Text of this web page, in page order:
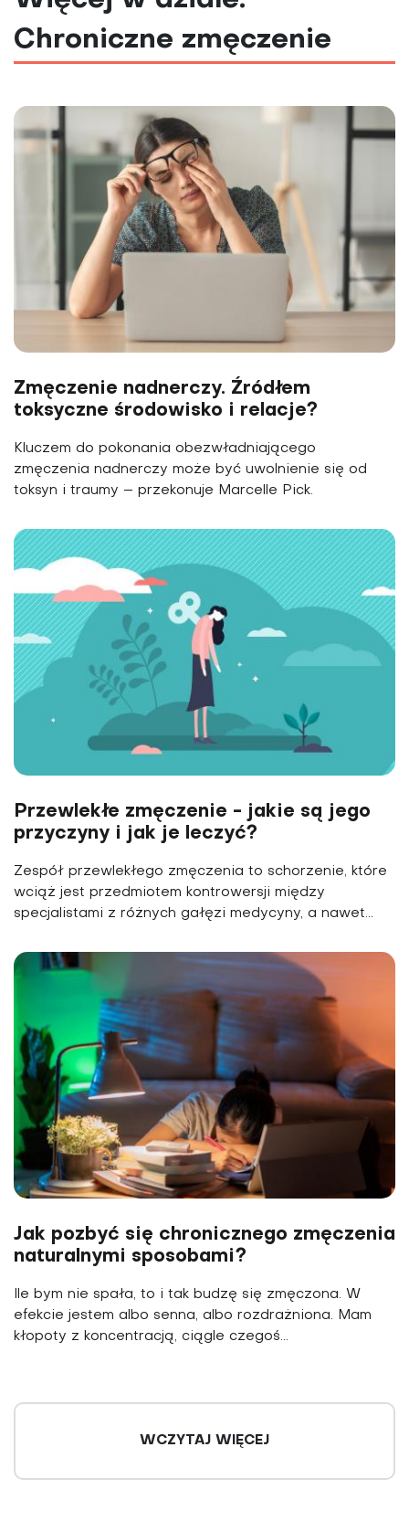
Chroniczne zmęczenie
Zmęczenie nadnerczy. Źródłem
toksyczne środowisko i relacje?
Kluczem do pokonania obezwładniającego
zmęczenia nadnerczy może być uwolnienie się od
toksyn i traumy – przekonuje Marcelle Pick.
Przewlekłe zmęczenie - jakie są jego
przyczyny i jak je leczyć?
Zespół przewlekłego zmęczenia to schorzenie, które
wciąż jest przedmiotem kontrowersji między
specjalistami z różnych gałęzi medycyny, a nawet...
Jak pozbyć się chronicznego zmęczenia
naturalnymi sposobami?
Ile bym nie spała, to i tak budzę się zmęczona. W
efekcie jestem albo senna, albo rozdrażniona. Mam
kłopo­ty z koncentracją, ciągle czegoś...
WCZYTAJ WIĘCEJ